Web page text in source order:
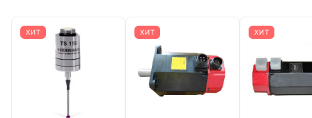
ХИТ ХИТ ХИТ